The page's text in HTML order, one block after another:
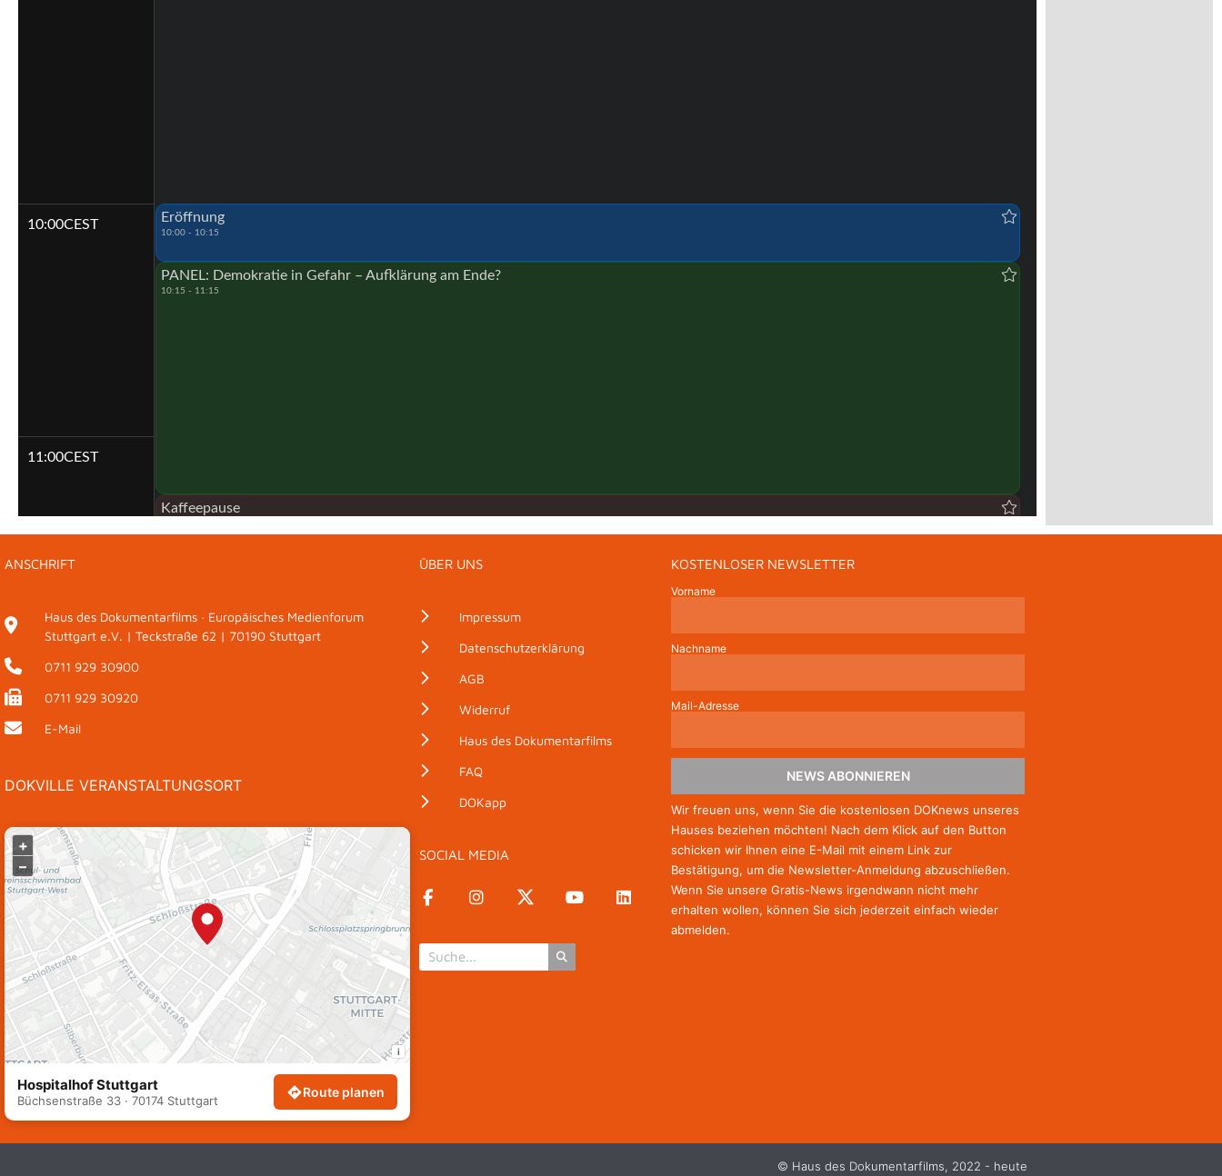
10:00CEST
11:00CEST
CEST
Eröffnung
10:00 - 10:15
PANEL: Demokratie in Gefahr – Aufklärung am Ende?
10:15 - 11:15
Kaffeepause
GESPRÄCH: Demokratie unter Druck
11:45 - 12:15
CASE STUDY: Elon Musk Uncovered: Das Tesla-Experiment
12:45 - 13:30
Mittagspause
13:30 - 14:30
ANSCHRIFT
Haus des Dokumentarfilms · Europäisches Medienforum
Stuttgart e.V. | Teckstraße 62 | 70190 Stuttgart
0711 929 30900
0711 929 30920
E-Mail
DOKVILLE VERANSTALTUNGSORT
+
–
i
Hospitalhof Stuttgart
Büchsenstraße 33 · 70174 Stuttgart
Route planen
ÜBER UNS
Impressum
Datenschutzerklärung
AGB
Widerruf
Haus des Dokumentarfilms
FAQ
DOKapp
SOCIAL MEDIA
KOSTENLOSER NEWSLETTER
Vorname
Nachname
Mail-Adresse
NEWS ABONNIEREN
Wir freuen uns, wenn Sie die kostenlosen DOKnews unseres
Hauses beziehen möchten! Nach dem Klick auf den Button
schicken wir Ihnen eine E-Mail mit einem Link zur
Bestätigung, um die Newsletter-Anmeldung abzuschließen.
Wenn Sie unsere Gratis-News irgendwann nicht mehr
erhalten wollen, können Sie sich jederzeit einfach wieder
abmelden.
© Haus des Dokumentarfilms, 2022 - heute